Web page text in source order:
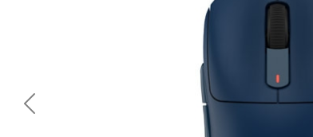
<< Предишна